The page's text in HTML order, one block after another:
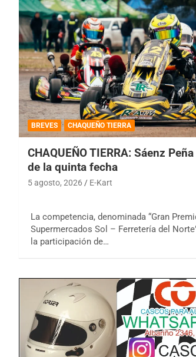
BREVES CHAQUEÑO TIERRA
CHAQUEÑO TIERRA: Sáenz
de la quinta fecha
5 agosto, 2026 E-Kart
La competencia, denominada “Gran
Supermercados Sol – Ferretería del
la participación de…